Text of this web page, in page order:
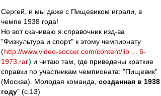
Сергей, и мы даже с Пищевиком играли, в
чемпе 1938 года!
Но вот скачиваю я справочник изд-ва
"Физкультура и спорт" к этому чемпионату
(http://www.video-soccer.com/content/lib ... 6-
1973.rar) и читаю там, где приведены краткие
справки по участникам чемпионата: "Пищевик"
(Москва). Молодая команда, созданная в 1938
году" (с.13)